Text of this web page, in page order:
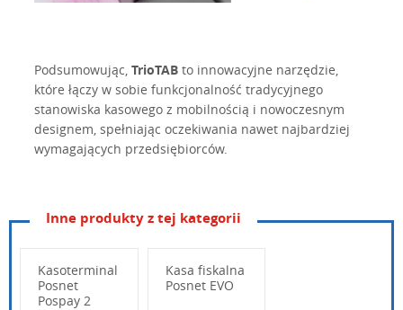
Podsumowując, TrioTAB to innowacyjne narzędzie,
które łączy w sobie funkcjonalność tradycyjnego
stanowiska kasowego z mobilnością i nowoczesnym
designem, spełniając oczekiwania nawet najbardziej
wymagających przedsiębiorców.
Inne produkty z tej kategorii
Kasoterminal
Posnet
Pospay 2
Kasa fiskalna
Posnet EVO